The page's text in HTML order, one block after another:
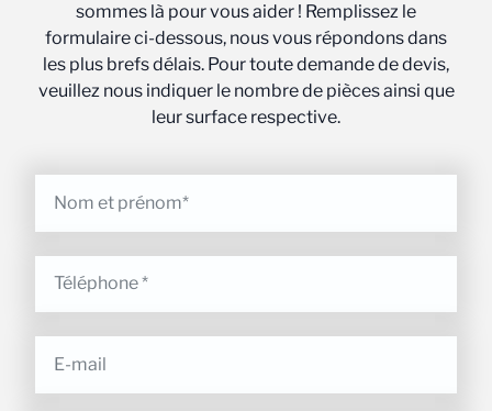
sommes là pour vous aider ! Remplissez le
formulaire ci-dessous, nous vous répondons dans
les plus brefs délais. Pour toute demande de devis,
veuillez nous indiquer le nombre de pièces ainsi que
leur surface respective.